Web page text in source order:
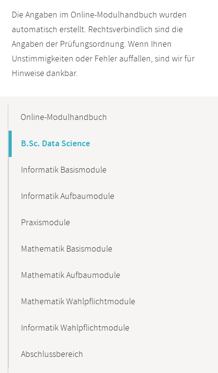
Die Angaben im Online-Modulhandbuch wurden
automatisch erstellt. Rechtsverbindlich sind die
Angaben der Prüfungsordnung. Wenn Ihnen
Unstimmigkeiten oder Fehler auffallen, sind wir für
Hinweise dankbar.
NavigationOnline-Modulhandbuch
B.Sc. Data Science
Informatik Basismodule
Informatik Aufbaumodule
Praxismodule
Mathematik Basismodule
Mathematik Aufbaumodule
Mathematik Wahlpflichtmodule
Informatik Wahlpflichtmodule
Abschlussbereich